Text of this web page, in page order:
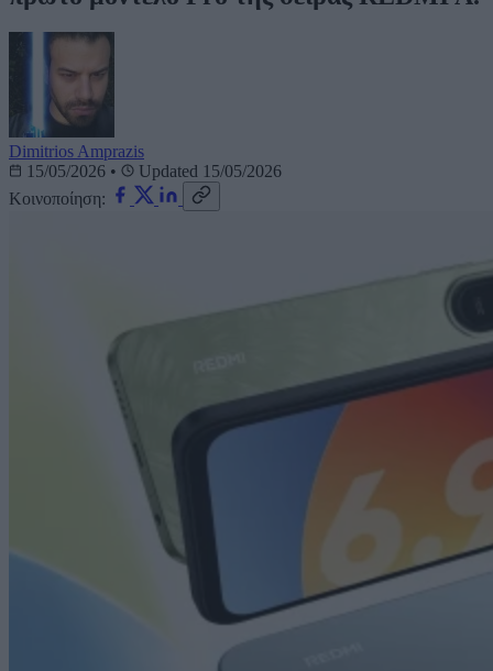
Dimitrios Amprazis
15/05/2026 •
Updated 15/05/2026
Κοινοποίηση: